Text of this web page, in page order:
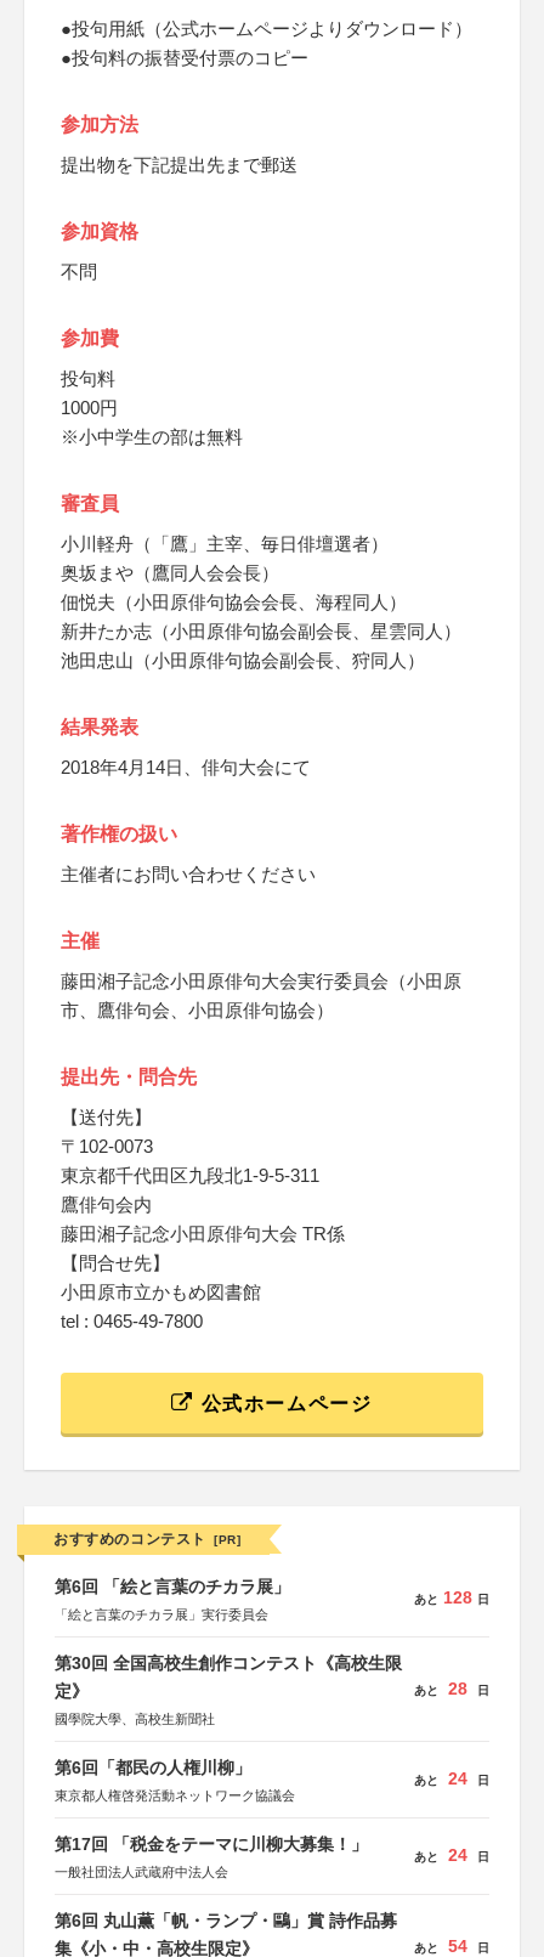
●投句用紙（公式ホームページよりダウンロード）
●投句料の振替受付票のコピー
参加方法
提出物を下記提出先まで郵送
参加資格
不問
参加費
投句料
1000円
※小中学生の部は無料
審査員
小川軽舟（「鷹」主宰、毎日俳壇選者）
奥坂まや（鷹同人会会長）
佃悦夫（小田原俳句協会会長、海程同人）
新井たか志（小田原俳句協会副会長、星雲同人）
池田忠山（小田原俳句協会副会長、狩同人）
結果発表
2018年4月14日、俳句大会にて
著作権の扱い
主催者にお問い合わせください
主催
藤田湘子記念小田原俳句大会実行委員会（小田原
市、鷹俳句会、小田原俳句協会）
提出先・問合先
【送付先】
〒102-0073
東京都千代田区九段北1-9-5-311
鷹俳句会内
藤田湘子記念小田原俳句大会 TR係
【問合せ先】
小田原市立かもめ図書館
tel : 0465-49-7800
公式ホームページ
おすすめのコンテスト [PR]
第6回 「絵と言葉のチカラ展」
「絵と言葉のチカラ展」実行委員会
あと 128 日
第30回 全国高校生創作コンテスト《高校生限
定》
國學院大學、高校生新聞社
あと 28 日
第6回「都民の人権川柳」
東京都人権啓発活動ネットワーク協議会
あと 24 日
第17回 「税金をテーマに川柳大募集！」
一般社団法人武蔵府中法人会
あと 24 日
第6回 丸山薫「帆・ランプ・鷗」賞 詩作品募
集《小・中・高校生限定》
あと 54 日